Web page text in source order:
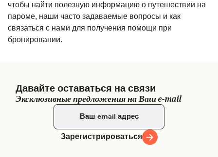
чтобы найти полезную информацию о путешествии на
пароме, наши часто задаваемые вопросы и как
связаться с нами для получения помощи при
бронировании.
Давайте оставаться на связи
Эксклюзивные предложения на Ваш e-mail
Зарегистрироваться